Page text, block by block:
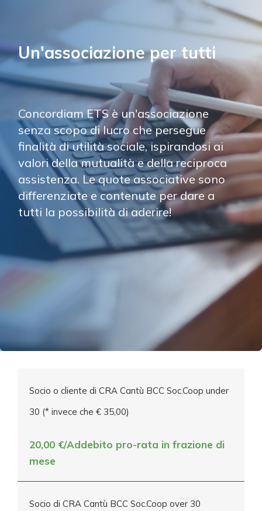
Un'associazione per tutti
Concordiam ETS è un'associazione
senza scopo di lucro che persegue
finalità di utilità sociale, ispirandosi ai
valori della mutualità e della reciproca
assistenza. Le quote associative sono
differenziate e contenute per dare a
tutti la possibilità di aderire!
Socio o cliente di CRA Cantù BCC Soc.Coop under
30 (* invece che € 35,00)
20,00 €/Addebito pro-rata in frazione di
mese
Socio di CRA Cantù BCC Soc.Coop over 30